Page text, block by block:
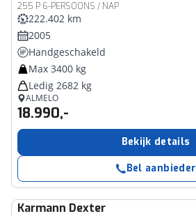
255 P 6-PERSOONS / NAP
222.402 km
2005
Handgeschakeld
Max 3400 kg
Ledig 2682 kg
ALMELO
18.990,-
Bekijk details
Bel aanbieder
Karmann Dexter